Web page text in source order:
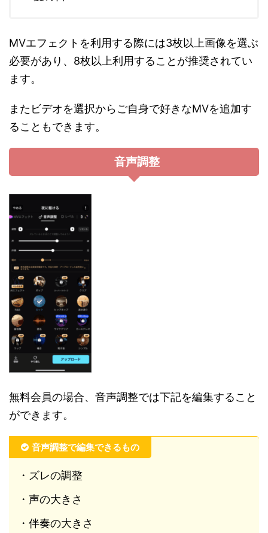
MVエフェクトを利用する際には3枚以上画像を選ぶ
必要があり、8枚以上利用することが推奨されてい
ます。
またビデオを選択からご自身で好きなMVを追加す
ることもできます。
音声調整
無料会員の場合、音声調整では下記を編集すること
ができます。
音声調整で編集できるもの
・ズレの調整
・声の大きさ
・伴奏の大きさ